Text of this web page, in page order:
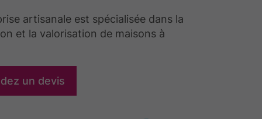
artisanale est spécialisée dans la
et la valorisation de maisons à
un devis